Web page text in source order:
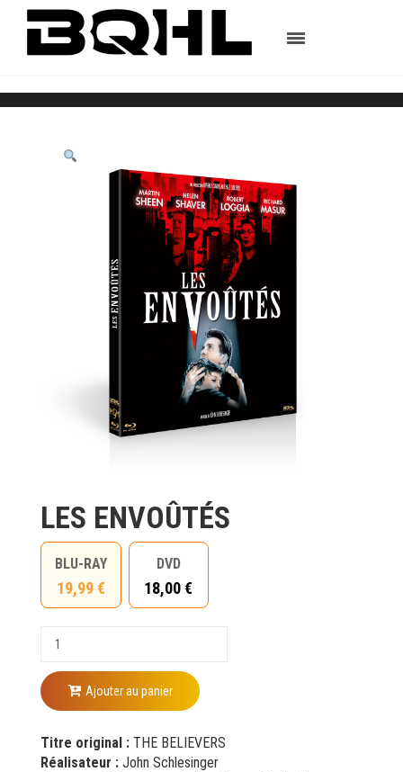
LES ENVOÛTÉS
BLU-RAY
19,99 €
DVD
18,00 €
Ajouter au panier
Titre original : THE BELIEVERS
Réalisateur : John Schlesinger